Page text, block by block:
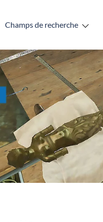
Champs de recherche